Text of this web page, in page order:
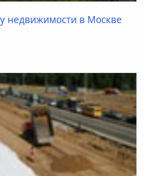
недвижимости в Москве